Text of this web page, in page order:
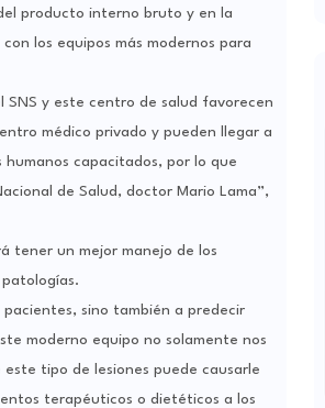
producto interno bruto y en la
los equipos más modernos para
SNS y este centro de salud favorecen
médico privado y pueden llegar a
capacitados, por lo que
de Salud, doctor Mario Lama”,
tener un mejor manejo de los
sino también a predecir
moderno equipo no solamente nos
tipo de lesiones puede causarle
terapéuticos o dietéticos a los